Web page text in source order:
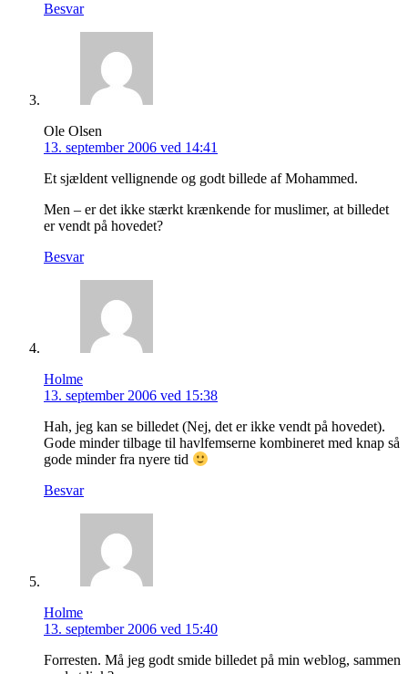
Besvar
Ole Olsen
13. september 2006 ved 14:41
Et sjældent vellignende og godt billede af Mohammed.
Men – er det ikke stærkt krænkende for muslimer, at billedet
er vendt på hovedet?
Besvar
Holme
13. september 2006 ved 15:38
Hah, jeg kan se billedet (Nej, det er ikke vendt på hovedet).
Gode minder tilbage til havlfemserne kombineret med knap så
gode minder fra nyere tid
Besvar
Holme
13. september 2006 ved 15:40
Forresten. Må jeg godt smide billedet på min weblog, sammen